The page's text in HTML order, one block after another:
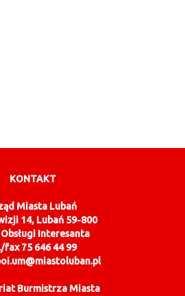
KONTAKT
Miasta Lubań
14, Lubań 59-800
Interesanta
fax 75 646 44 99
Burmistrza Miasta